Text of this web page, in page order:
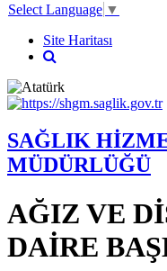
Select Language ▼
Site Haritası
SAĞLIK
MÜDÜRLÜĞÜ
AĞIZ VE
DAİRE